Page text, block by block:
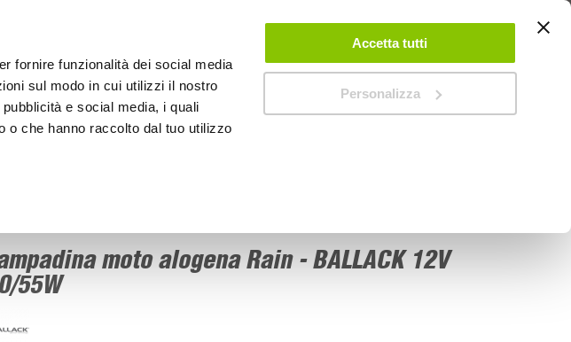
fornire funzionalità dei social media
sul modo in cui utilizzi il nostro
e social media, i quali
o che hanno raccolto dal tuo utilizzo
Accetta tutti
Personalizza
CONTATTACI NEGOZI IL MIO NEGOZIO
moto alogena Rain - BALLACK 12V
55W